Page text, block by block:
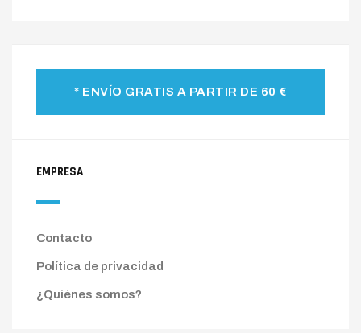
* ENVÍO GRATIS A PARTIR DE 60 €
EMPRESA
Contacto
Política de privacidad
¿Quiénes somos?